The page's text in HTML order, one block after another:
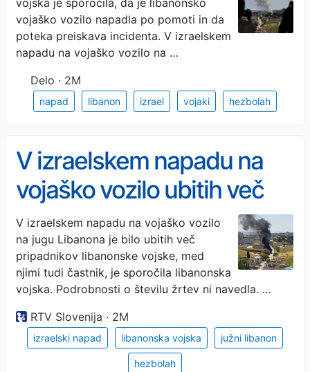
vojske
vojska je sporočila, da je libanonsko
vojaško vozilo napadla po pomoti in da
poteka preiskava incidenta. V izraelskem
napadu na vojaško vozilo na …
Delo · 2M
napad libanon izrael vojaki hezbolah
V izraelskem napadu na
vojaško vozilo ubitih več
libanonskih vojakov
V izraelskem napadu na vojaško vozilo
na jugu Libanona je bilo ubitih več
pripadnikov libanonske vojske, med
njimi tudi častnik, je sporočila libanonska
vojska. Podrobnosti o številu žrtev ni navedla. …
RTV Slovenija · 2M
izraelski napad libanonska vojska južni libanon
hezbolah